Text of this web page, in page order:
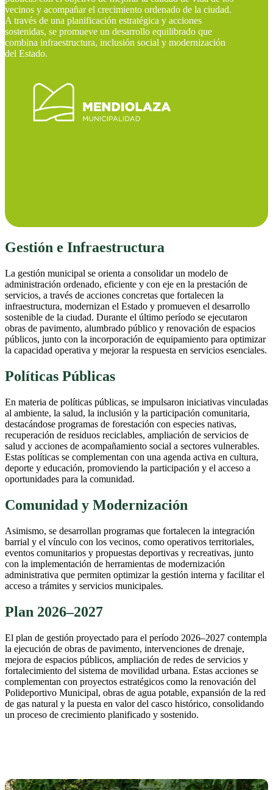
vecinos y acompañar el crecimiento ordenado de la ciudad.
A través de una planificación estratégica y acciones
sostenidas, se promueve un desarrollo equilibrado que
combina infraestructura, inclusión social y modernización
del Estado.
Gestión e Infraestructura
La gestión municipal se orienta a consolidar un modelo de
administración ordenado, eficiente y con eje en la prestación de
servicios, a través de acciones concretas que fortalecen la
infraestructura, modernizan el Estado y promueven el desarrollo
sostenible de la ciudad. Durante el último período se ejecutaron
obras de pavimento, alumbrado público y renovación de espacios
públicos, junto con la incorporación de equipamiento para optimizar
la capacidad operativa y mejorar la respuesta en servicios esenciales.
Políticas Públicas
En materia de políticas públicas, se impulsaron iniciativas vinculadas
al ambiente, la salud, la inclusión y la participación comunitaria,
destacándose programas de forestación con especies nativas,
recuperación de residuos reciclables, ampliación de servicios de
salud y acciones de acompañamiento social a sectores vulnerables.
Estas políticas se complementan con una agenda activa en cultura,
deporte y educación, promoviendo la participación y el acceso a
oportunidades para la comunidad.
Comunidad y Modernización
Asimismo, se desarrollan programas que fortalecen la integración
barrial y el vínculo con los vecinos, como operativos territoriales,
eventos comunitarios y propuestas deportivas y recreativas, junto
con la implementación de herramientas de modernización
administrativa que permiten optimizar la gestión interna y facilitar el
acceso a trámites y servicios municipales.
Plan 2026–2027
El plan de gestión proyectado para el período 2026–2027 contempla
la ejecución de obras de pavimento, intervenciones de drenaje,
mejora de espacios públicos, ampliación de redes de servicios y
fortalecimiento del sistema de movilidad urbana. Estas acciones se
complementan con proyectos estratégicos como la renovación del
Polideportivo Municipal, obras de agua potable, expansión de la red
de gas natural y la puesta en valor del casco histórico, consolidando
un proceso de crecimiento planificado y sostenido.